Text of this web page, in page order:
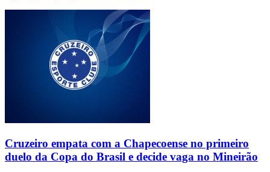
Cruzeiro empata com a Chapecoense no primeiro
duelo da Copa do Brasil e decide vaga no Mineirão